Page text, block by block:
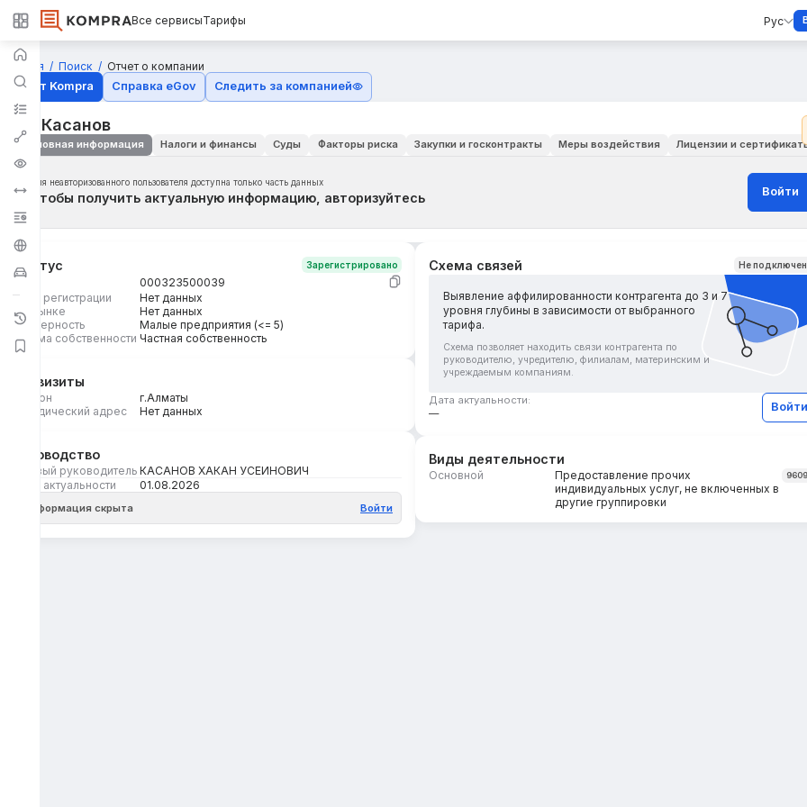
Все сервисыТарифы Рус
Главная Поиск
Отчет о компании
Отчёт Kompra
Справка eGov Следить за компанией
ИП Касанов
Основная информация Налоги и финансы Суды Факторы риска Закупки и госконтракты Меры воздействия Лицензии и
Для неавторизованного пользователя доступна только часть данных
Чтобы получить актуальную информацию, авторизуйтесь Войти
Статус Зарегистрировано
БИН
000323500039
Дата регистрации
Нет данных
На рынке
Нет данных
Размерность
Малые предприятия (<= 5)
Форма собственности Частная собственность
Реквизиты
Регион
г.Алматы
Юридический адрес
Нет данных
Руководство
Первый руководитель КАСАНОВ ХАКАН УСЕИНОВИЧ
Дата актуальности
01.08.2026
Информация скрыта Войти
Схема связей Не
Выявление аффилированности контрагента до 3 и 7
уровня глубины в зависимости от выбранного
тарифа.
Схема позволяет находить связи контрагента по
руководителю, учредителю, филиалам, материнским и
учреждаемым компаниям.
Дата актуальности:
—
Виды деятельности
Основной
Предоставление прочих
индивидуальных услуг, не включенных в
другие группировки